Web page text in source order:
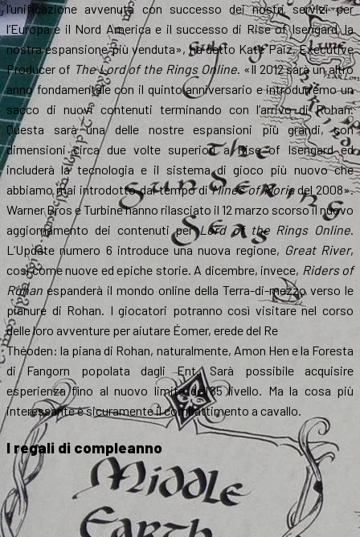
l’unificazione avvenuta con successo dei nostri servizi per
l’Europa e il Nord America e il successo di Rise of Isengard, la
nostra espansione più venduta», ha detto Kate Paiz, Executive
Producer of The Lord of the Rings Online. «Il 2012 sarà un altro
anno fondamentale con il quinto anniversario e introdurremo un
sacco di nuovi contenuti terminando con l’arrivo di Rohan.
Questa sarà una delle nostre espansioni più grandi, con
dimensioni circa due volte superiori a Rise of Isengard ed
includerà la tecnologia e il sistema di gioco più nuovo che
abbiamo mai introdotto dai tempo diMines of Moriadel 2008».
Warner Bros e Turbine hanno rilasciato il 12 marzo scorso il nuovo
aggiornamento dei contenuti perLord of the Rings Online.
L’Update numero 6 introduce una nuova regione, Great River,
così come nuove ed epiche storie. A dicembre, invece, Riders of
Rohan espanderà il mondo online della Terra-di-mezzo verso le
pianure di Rohan. I giocatori potranno così visitare nel corso
delle loro avventure per aiutare Éomer, erede del Re
Théoden: la piana di Rohan, naturalmente, Amon Hen e la Foresta
di Fangorn popolata dagli Ent. Sarà possibile acquisire
esperienza fino al nuovo limite dell’85 livello. Ma la cosa più
interessante è sicuramente il combattimento a cavallo.
I regali di compleanno